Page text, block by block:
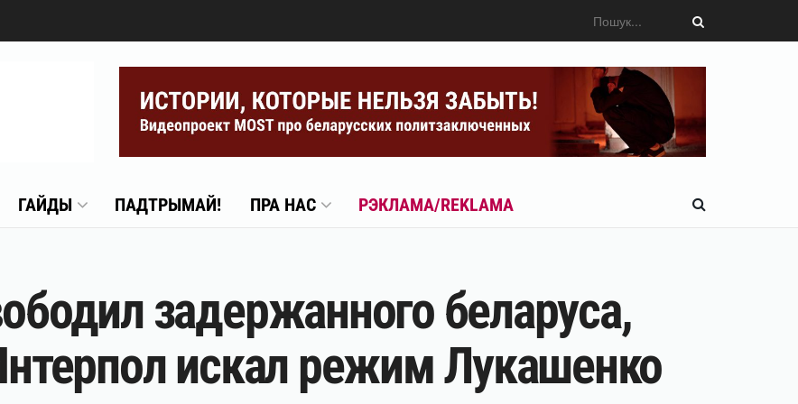
ГАЙДЫ ПАДТРЫМАЙ! ПРА НАС РЭКЛАМА/REKLAMA
задержанного беларуса,
искал режим Лукашенко